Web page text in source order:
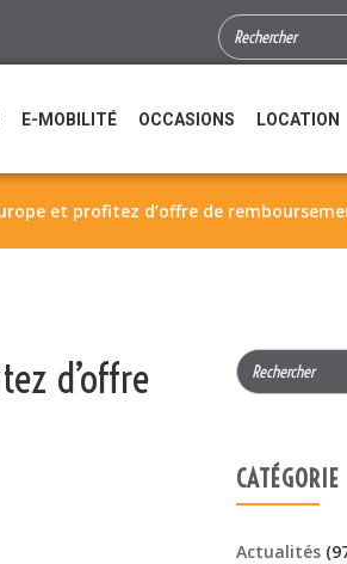
SEARCH
FOR:
E-MOBILITÉ OCCASIONS LOCATION
et profitez d’offre de
d’offre
Search
for:
CATÉGORIE
Actualités